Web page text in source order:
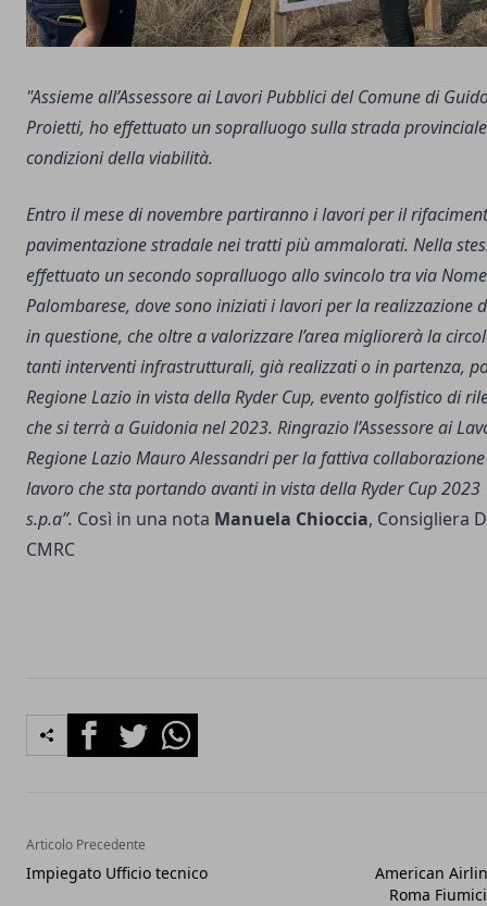
"Assieme all’Assessore ai Lavori Pubblici del Comune di
Proietti, ho effettuato un sopralluogo sulla strada
condizioni della viabilità.
Entro il mese di novembre partiranno i lavori per il
pavimentazione stradale nei tratti più ammalorati. Nella
effettuato un secondo sopralluogo allo svincolo tra via
Palombarese, dove sono iniziati i lavori per la realizzazione
in questione, che oltre a valorizzare l’area migliorerà la
tanti interventi infrastrutturali, già realizzati o in partenza,
Regione Lazio in vista della Ryder Cup, evento golfistico di
che si terrà a Guidonia nel 2023. Ringrazio l’Assessore ai
Regione Lazio Mauro Alessandri per la fattiva
lavoro che sta portando avanti in vista della Ryder Cup
s.p.a”. Così in una nota Manuela Chioccia, Consigliera
CMRC
FacebookTwitterWhatsapp
Articolo Precedente
Impiegato Ufficio tecnico
American
Roma